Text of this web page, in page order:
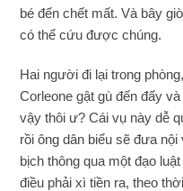
bé đến chết mất. Và bây
có thể cứu được chúng.
Hai người đi lại trong
Corleone gật gù đến đấy
vậy thôi ư? Cái vụ này dễ
rồi ông dân biểu sẽ đưa
bịch thông qua một đạo
điều phải xì tiền ra, theo